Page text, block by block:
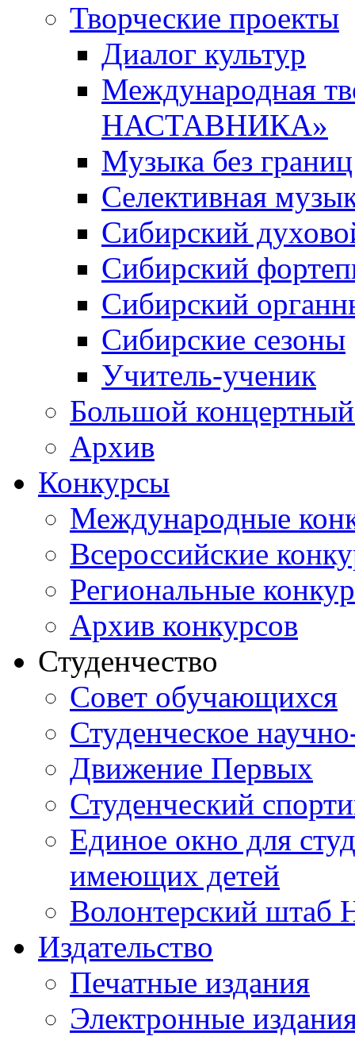
Творческие проекты
Диалог культур
Международная
НАСТАВНИКА»
Музыка без границ
Селективная
Сибирский
Сибирский
Сибирский
Сибирские сезоны
Учитель-ученик
Большой концертный
Архив
Конкурсы
Международные
Всероссийские
Региональные
Архив конкурсов
Студенчество
Совет обучающихся
Студенческое
Движение Первых
Студенческий
Единое окно для
имеющих детей
Волонтерский штаб
Издательство
Печатные издания
Электронные